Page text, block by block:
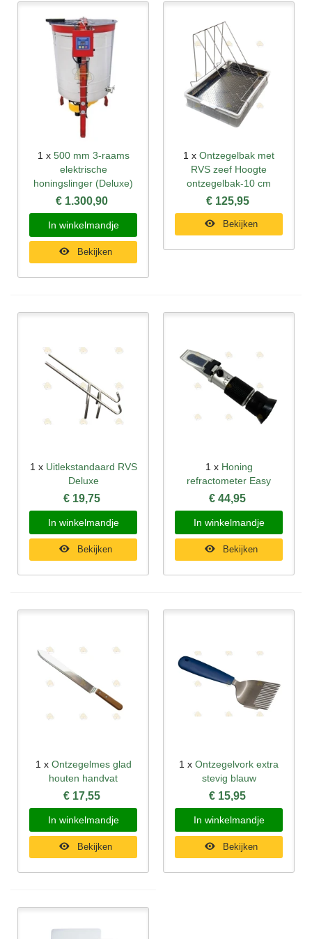
1 x 500 mm 3-raams
elektrische
honingslinger (Deluxe)
€ 1.300,90
In winkelmandje
Bekijken
1 x Ontzegelbak met
RVS zeef Hoogte
ontzegelbak-10 cm
€ 125,95
Bekijken
1 x Uitlekstandaard RVS
Deluxe
€ 19,75
In winkelmandje
Bekijken
1 x Honing
refractometer Easy
€ 44,95
In winkelmandje
Bekijken
1 x Ontzegelmes glad
houten handvat
€ 17,55
In winkelmandje
Bekijken
1 x Ontzegelvork extra
stevig blauw
€ 15,95
In winkelmandje
Bekijken